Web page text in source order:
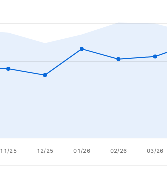
11/25 12/25 01/26 02/26 03/26